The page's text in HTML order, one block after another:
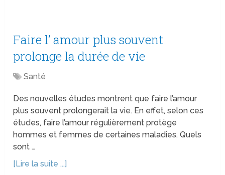
Faire l’ amour plus souvent
prolonge la durée de vie
Santé
Des nouvelles études montrent que faire l’amour
plus souvent prolongerait la vie. En effet, selon ces
études, faire l’amour régulièrement protège
hommes et femmes de certaines maladies. Quels
sont …
[Lire la suite ...]